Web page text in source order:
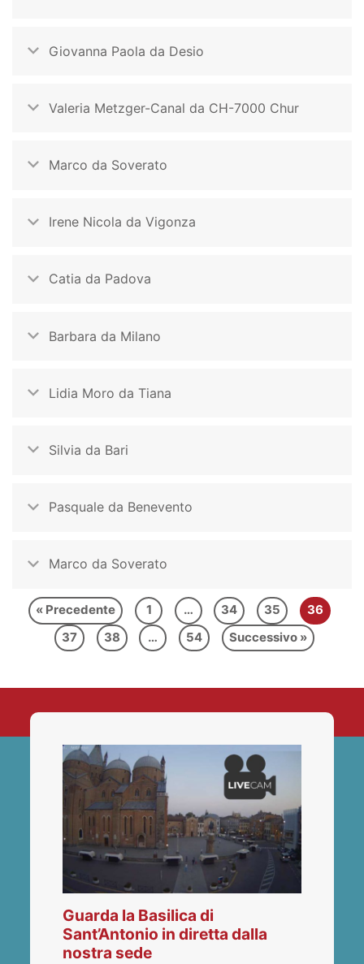
Giovanna Paola da Desio
Valeria Metzger-Canal da CH-7000 Chur
Marco da Soverato
Irene Nicola da Vigonza
Catia da Padova
Barbara da Milano
Lidia Moro da Tiana
Silvia da Bari
Pasquale da Benevento
Marco da Soverato
« Precedente 1 … 34 35
36
37
38 … 54 Successivo »
Guarda la Basilica di
Sant’Antonio in diretta dalla
nostra sede